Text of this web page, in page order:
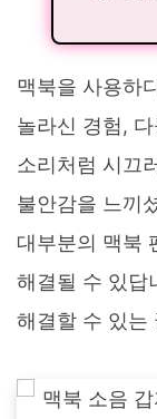
맥북을 사용하
놀라신 경험,
소리처럼 시끄
불안감을 느끼
대부분의 맥북
해결될 수 있답
해결할 수 있는